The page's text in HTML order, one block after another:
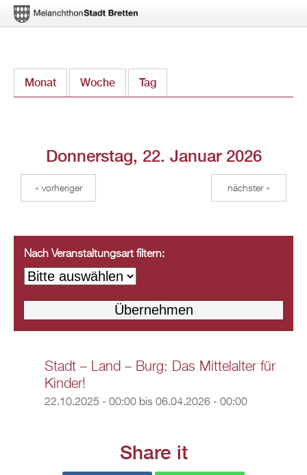
zum
Monat Woche Tag
Donnerstag, 22. Januar 2026
« vorheriger nächster »
Nach Veranstaltungsart filtern:
Stadt – Land – Burg: Das Mittelalter für
Kinder!
22.10.2025 - 00:00bis 06.04.2026 - 00:00
Share it